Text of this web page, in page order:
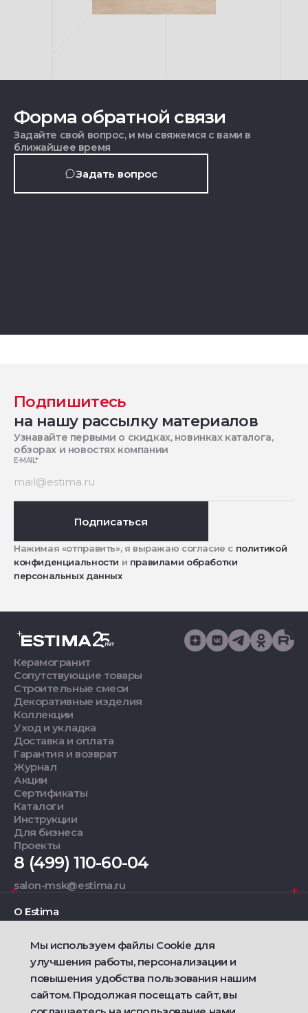
Форма обратной связи
Задайте свой вопрос, и мы свяжемся с вами в
ближайшее время
Задать вопрос
Подпишитесь
на нашу рассылку материалов
Узнавайте первыми о скидках, новинках каталога,
обзорах и новостях компании
E-MAIL*
Подписаться
Нажимая «отправить», я выражаю согласие с политикой
конфиденциальности и правилами обработки
персональных данных
Керамогранит
Сопутствующие товары
Строительные смеси
Декоративные изделия
Коллекции
Уход и укладка
Доставка и оплата
Гарантия и возврат
Журнал
Акции
Сертификаты
Каталоги
Инструкции
Для бизнеса
Проекты
8 (499) 110-60-04
salon-msk@estima.ru
О Estima
Дизайнерам
Фирменные салоны
Мы используем файлы Cookie для
улучшения работы, персонализации и
повышения удобства пользования нашим
сайтом. Продолжая посещать сайт, вы